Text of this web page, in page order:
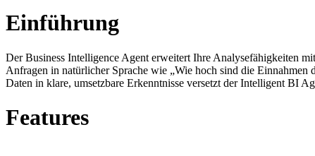
Einführung
Der Business Intelligence Agent erweitert Ihre Analysefähigkeiten
Anfragen in natürlicher Sprache wie „Wie hoch sind die
Daten in klare, umsetzbare Erkenntnisse versetzt der Intelligent BI
Features